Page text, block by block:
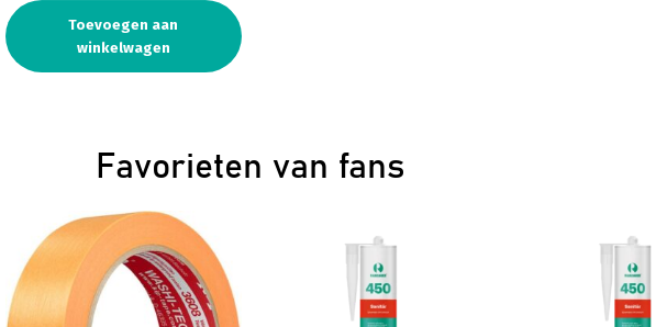
Toevoegen aan
winkelwagen
Favorieten van fans